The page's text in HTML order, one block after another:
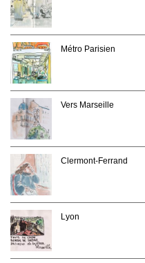
Métro Parisien
Vers Marseille
Clermont-Ferrand
Lyon